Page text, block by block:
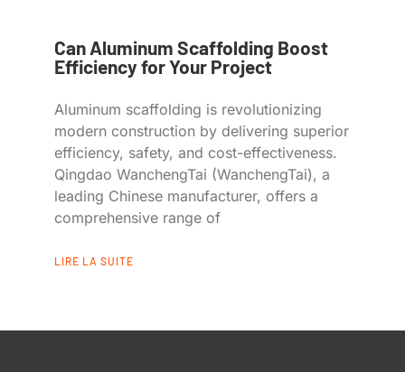
Can Aluminum Scaffolding Boost
Efficiency for Your Project
Aluminum scaffolding is revolutionizing
modern construction by delivering superior
efficiency, safety, and cost-effectiveness.
Qingdao WanchengTai (WanchengTai), a
leading Chinese manufacturer, offers a
comprehensive range of
LIRE LA SUITE